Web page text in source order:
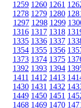
1259 1260 1261
1278 1279 1280
1297 1298 1299
1316 1317 1318
1335 1336 1337
1354 1355 1356
1373 1374 1375
1392 1393 1394
1411 1412 1413
1430 1431 1432
1449 1450 1451
1468 1469 1470